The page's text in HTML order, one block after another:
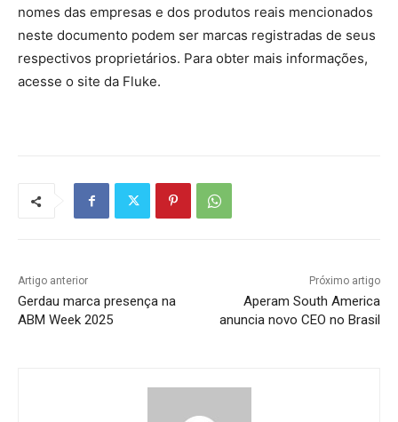
nomes das empresas e dos produtos reais mencionados
neste documento podem ser marcas registradas de seus
respectivos proprietários. Para obter mais informações,
acesse o site da Fluke.
Artigo anterior
Gerdau marca presença na
ABM Week 2025
Próximo artigo
Aperam South America
anuncia novo CEO no Brasil